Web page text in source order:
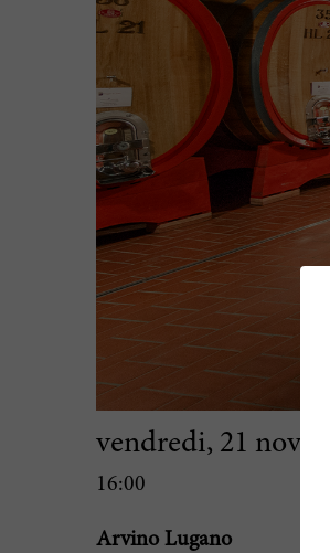
vendredi, 21
16:00
Arvino Lugano